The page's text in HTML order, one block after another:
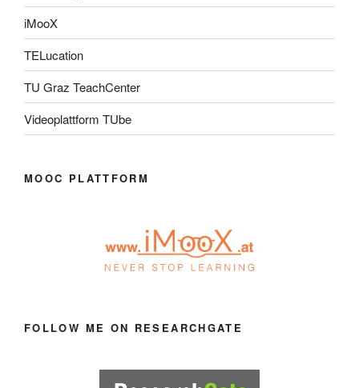
iMooX
TELucation
TU Graz TeachCenter
Videoplattform TUbe
MOOC PLATTFORM
FOLLOW ME ON RESEARCHGATE